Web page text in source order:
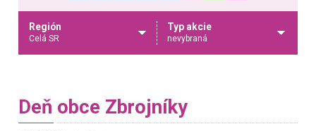
Región
Celá SR
Typ akcie
nevybraná
Deň obce Zbrojníky